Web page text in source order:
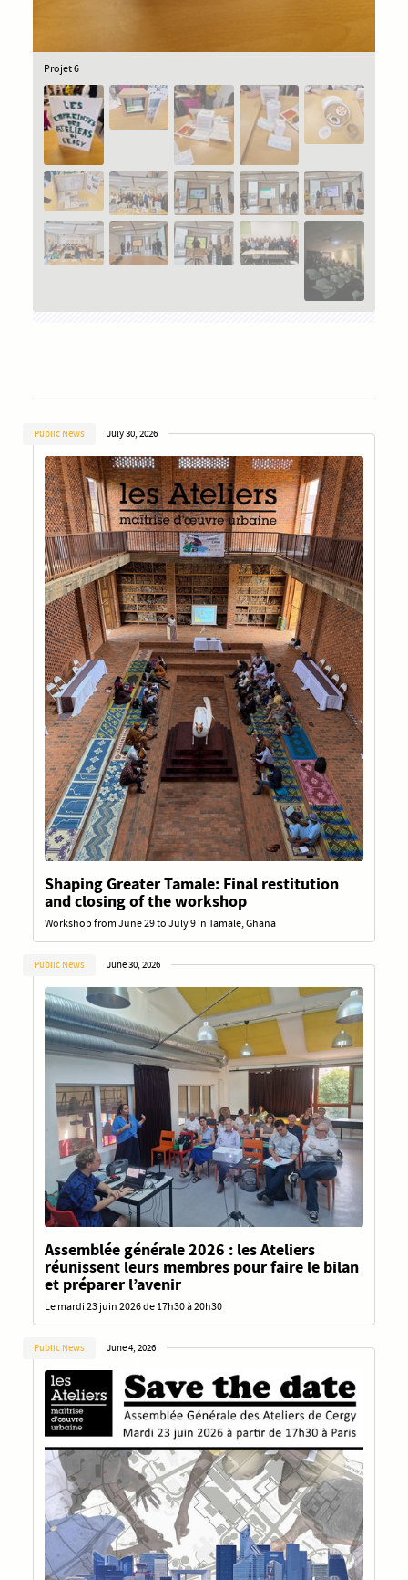
Projet 6
Public News July 30, 2026
Shaping Greater Tamale: Final restitution
and closing of the workshop
Workshop from June 29 to July 9 in Tamale, Ghana
Public News June 30, 2026
Assemblée générale 2026 : les Ateliers
réunissent leurs membres pour faire le bilan
et préparer l’avenir
Le mardi 23 juin 2026 de 17h30 à 20h30
Public News June 4, 2026